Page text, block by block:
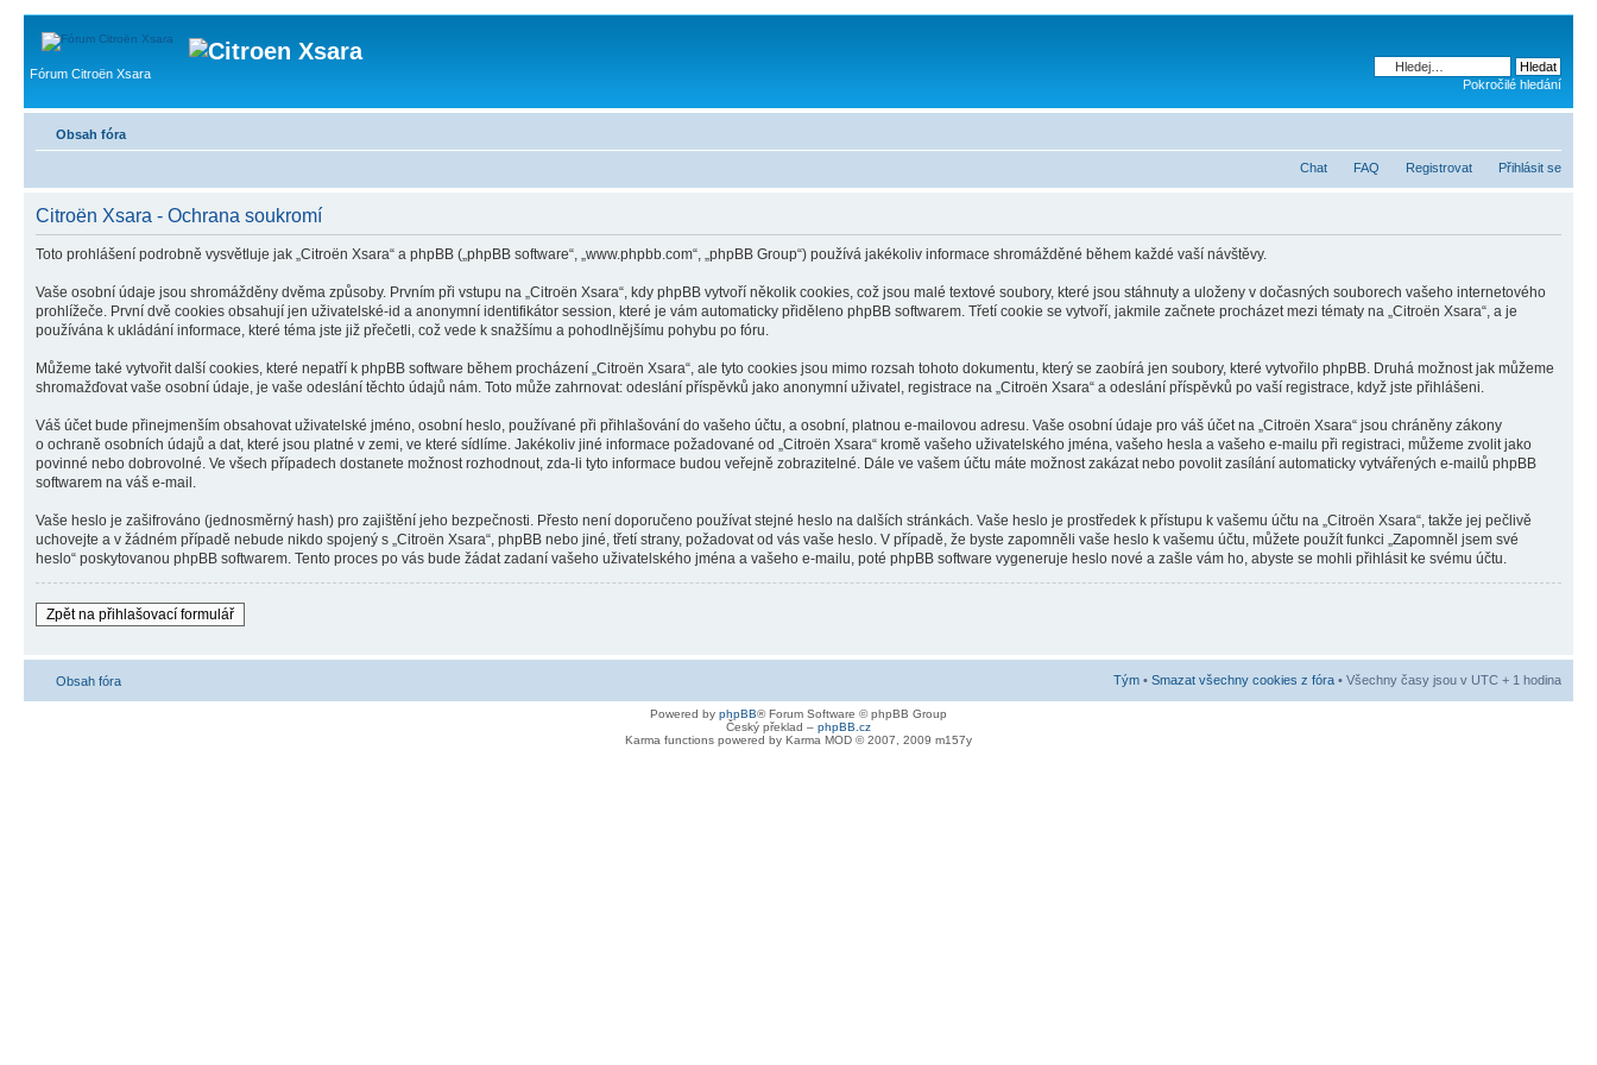
Fórum Citroën Xsara
Pokročilé hledání
Obsah fóra
Chat FAQ Registrovat Přihlásit se
Citroën Xsara - Ochrana soukromí
Toto prohlášení podrobně vysvětluje jak „Citroën Xsara“ a phpBB („phpBB software“, „www.phpbb.com“, „phpBB Group“) používá jakékoliv informace shromážděné během každé vaší návštěvy.
Vaše osobní údaje jsou shromážděny dvěma způsoby. Prvním při vstupu na „Citroën Xsara“, kdy phpBB vytvoří několik cookies, což jsou malé textové soubory, které jsou stáhnuty a uloženy v dočasných souborech vašeho internetového
prohlížeče. První dvě cookies obsahují jen uživatelské-id a anonymní identifikátor session, které je vám automaticky přiděleno phpBB softwarem. Třetí cookie se vytvoří, jakmile začnete procházet mezi tématy na „Citroën Xsara“, a je
používána k ukládání informace, které téma jste již přečetli, což vede k snažšímu a pohodlnějšímu pohybu po fóru.
Můžeme také vytvořit další cookies, které nepatří k phpBB software během procházení „Citroën Xsara“, ale tyto cookies jsou mimo rozsah tohoto dokumentu, který se zaobírá jen soubory, které vytvořilo phpBB. Druhá možnost jak můžeme
shromažďovat vaše osobní údaje, je vaše odeslání těchto údajů nám. Toto může zahrnovat: odeslání příspěvků jako anonymní uživatel, registrace na „Citroën Xsara“ a odeslání příspěvků po vaší registrace, když jste přihlášeni.
Váš účet bude přinejmenším obsahovat uživatelské jméno, osobní heslo, používané při přihlašování do vašeho účtu, a osobní, platnou e-mailovou adresu. Vaše osobní údaje pro váš účet na „Citroën Xsara“ jsou chráněny zákony
o ochraně osobních údajů a dat, které jsou platné v zemi, ve které sídlíme. Jakékoliv jiné informace požadované od „Citroën Xsara“ kromě vašeho uživatelského jména, vašeho hesla a vašeho e-mailu při registraci, můžeme zvolit jako
povinné nebo dobrovolné. Ve všech případech dostanete možnost rozhodnout, zda-li tyto informace budou veřejně zobrazitelné. Dále ve vašem účtu máte možnost zakázat nebo povolit zasílání automaticky vytvářených e-mailů phpBB
softwarem na váš e-mail.
Vaše heslo je zašifrováno (jednosměrný hash) pro zajištění jeho bezpečnosti. Přesto není doporučeno používat stejné heslo na dalších stránkách. Vaše heslo je prostředek k přístupu k vašemu účtu na „Citroën Xsara“, takže jej pečlivě
uchovejte a v žádném případě nebude nikdo spojený s „Citroën Xsara“, phpBB nebo jiné, třetí strany, požadovat od vás vaše heslo. V případě, že byste zapomněli vaše heslo k vašemu účtu, můžete použít funkci „Zapomněl jsem své
heslo“ poskytovanou phpBB softwarem. Tento proces po vás bude žádat zadaní vašeho uživatelského jména a vašeho e-mailu, poté phpBB software vygeneruje heslo nové a zašle vám ho, abyste se mohli přihlásit ke svému účtu.
Zpět na přihlašovací formulář
Obsah fóra Tým • Smazat všechny cookies z fóra • Všechny časy jsou v UTC + 1 hodina
Powered by phpBB® Forum Software © phpBB Group
Český překlad – phpBB.cz
Karma functions powered by Karma MOD © 2007, 2009 m157y